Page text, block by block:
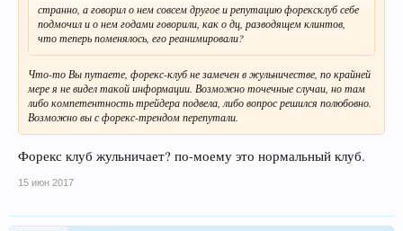
странно, а говорил о нем совсем другое и репутацию форексклуб себе
подмочил и о нем годами говорили, как о дц, разводящем клинтов,
что теперь поменялось, его реанимировали?
Что-то Вы путаете, форекс-клуб не замечен в жульничестве, по крайней
мере я не видел такой информации. Возможно точечные случаи, но там
либо компетентность трейдера подвела, либо вопрос решился полюбовно.
Возможно вы с форекс-трендом перепутали.
Форекс клуб жульничает? по-моему это нормальный клуб.
15 июн 2017